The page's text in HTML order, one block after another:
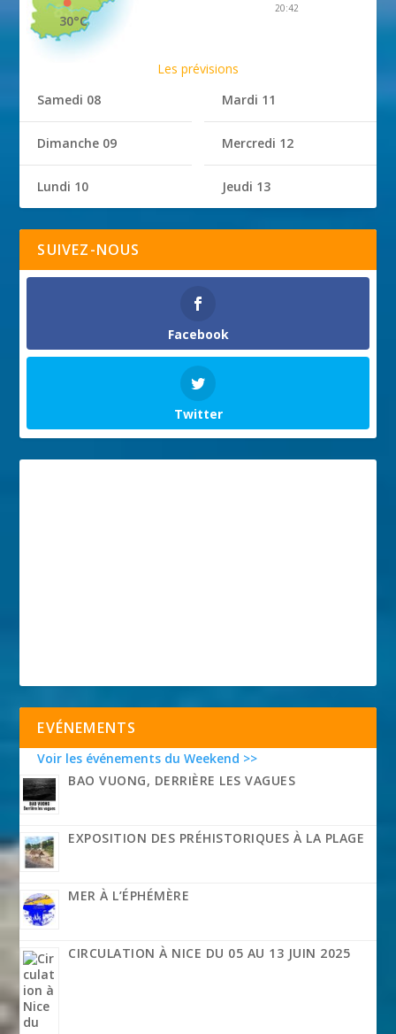
30°C
20:42
Les prévisions
Samedi 08
Dimanche 09
Lundi 10
Mardi 11
Mercredi 12
Jeudi 13
SUIVEZ-NOUS
Facebook
Twitter
EVÉNEMENTS
Voir les événements du Weekend >>
BAO VUONG, DERRIÈRE LES VAGUES
EXPOSITION DES PRÉHISTORIQUES À LA PLAGE
MER À L’ÉPHÉMÈRE
CIRCULATION À NICE DU 05 AU 13 JUIN 2025